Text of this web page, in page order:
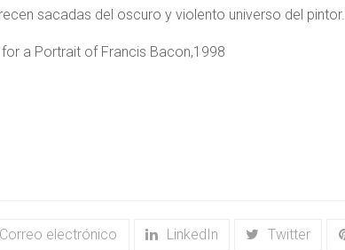
sacadas del oscuro y violento universo del pintor.
a Portrait of Francis Bacon,1998
Correo electrónico LinkedIn Twitter